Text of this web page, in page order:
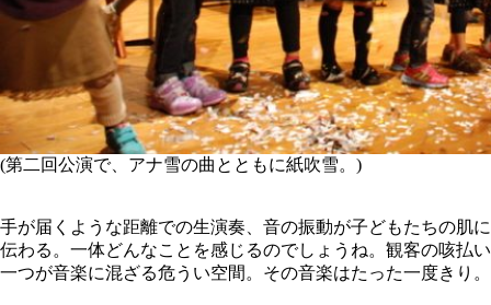
(第二回公演で、アナ雪の曲とともに紙吹雪。)
手が届くような距離での生演奏、音の振動が子どもたちの肌に
伝わる。一体どんなことを感じるのでしょうね。観客の咳払い
一つが音楽に混ざる危うい空間。その音楽はたった一度きり。